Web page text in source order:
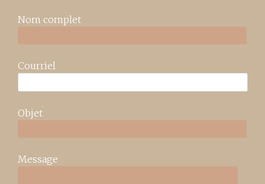
Nom complet
Courriel
Objet
Message